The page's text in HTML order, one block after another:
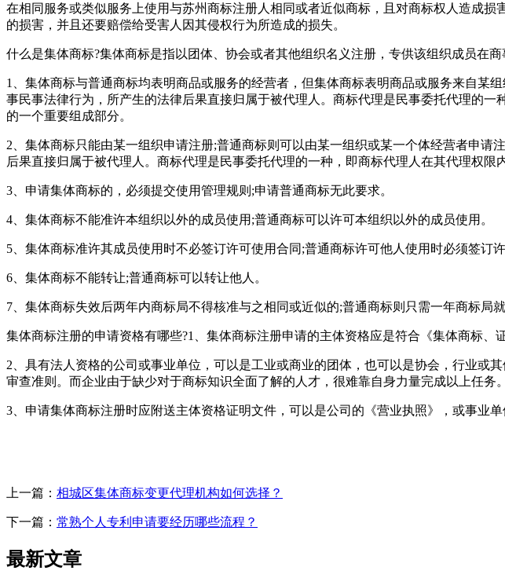
在相同服务或类似服务上使用与苏州商标注册人相同或者近似商标，且对商标权人造成
的损害，并且还要赔偿给受害人因其侵权行为所造成的损失。
什么是集体商标?集体商标是指以团体、协会或者其他组织名义注册，专供该组织成员在
1、集体商标与普通商标均表明商品或服务的经营者，但集体商标表明商品或服务来自某
事民事法律行为，所产生的法律后果直接归属于被代理人。商标代理是民事委托代理的
的一个重要组成部分。
2、集体商标只能由某一组织申请注册;普通商标则可以由某一组织或某一个体经营者申
后果直接归属于被代理人。商标代理是民事委托代理的一种，即商标代理人在其代理权
3、申请集体商标的，必须提交使用管理规则;申请普通商标无此要求。
4、集体商标不能准许本组织以外的成员使用;普通商标可以许可本组织以外的成员使用。
5、集体商标准许其成员使用时不必签订许可使用合同;普通商标许可他人使用时必须签订许
6、集体商标不能转让;普通商标可以转让他人。
7、集体商标失效后两年内商标局不得核准与之相同或近似的;普通商标则只需一年商标局
集体商标注册的申请资格有哪些?1、集体商标注册申请的主体资格应是符合《集体商标、
2、具有法人资格的公司或事业单位，可以是工业或商业的团体，也可以是协会，行业或
审查准则。而企业由于缺少对于商标知识全面了解的人才，很难靠自身力量完成以上任务。
3、申请集体商标注册时应附送主体资格证明文件，可以是公司的《营业执照》，或事业
上一篇： 相城区集体商标变更代理机构如何选择？
下一篇： 常熟个人专利申请要经历哪些流程？
最新文章